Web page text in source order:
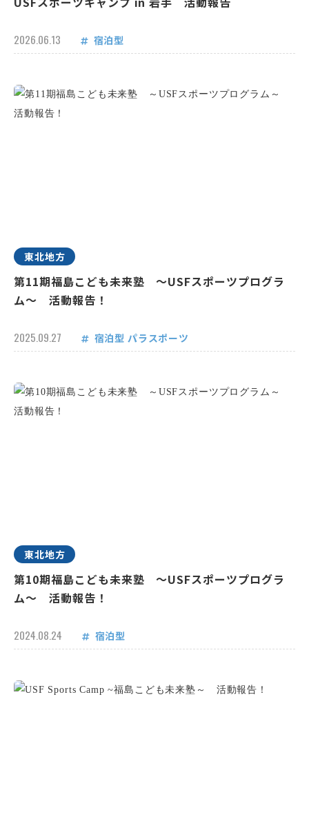
2026.06.13 宿泊型
東北地方
第11期福島こども未来塾 ～USFスポーツプログラ
ム～ 活動報告！
2025.09.27 宿泊型 パラスポーツ
東北地方
第10期福島こども未来塾 ～USFスポーツプログラ
ム～ 活動報告！
2024.08.24 宿泊型